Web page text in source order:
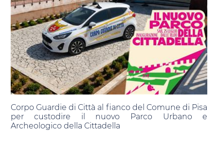
Corpo Guardie di Città al fianco del Comune di Pisa
per custodire il nuovo Parco Urbano e
Archeologico della Cittadella